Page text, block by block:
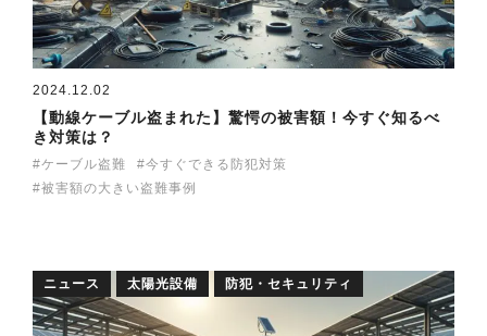
2024.12.02
【動線ケーブル盗まれた】驚愕の被害額！今すぐ知るべ
き対策は？
ケーブル盗難
今すぐできる防犯対策
被害額の大きい盗難事例
ニュース 太陽光設備 防犯・セキュリティ